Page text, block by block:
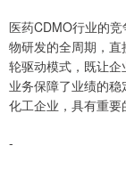
医药CDMO行业的
物研发的全周期，
轮驱动模式，既让
业务保障了业绩的
化工企业，具有重要
-